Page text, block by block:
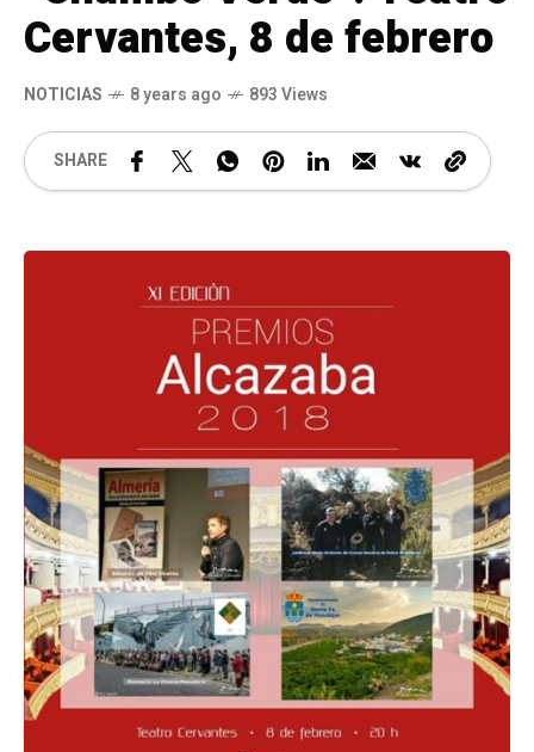
Cervantes, 8 de febrero
NOTICIAS 8 years ago 893 Views
SHARE